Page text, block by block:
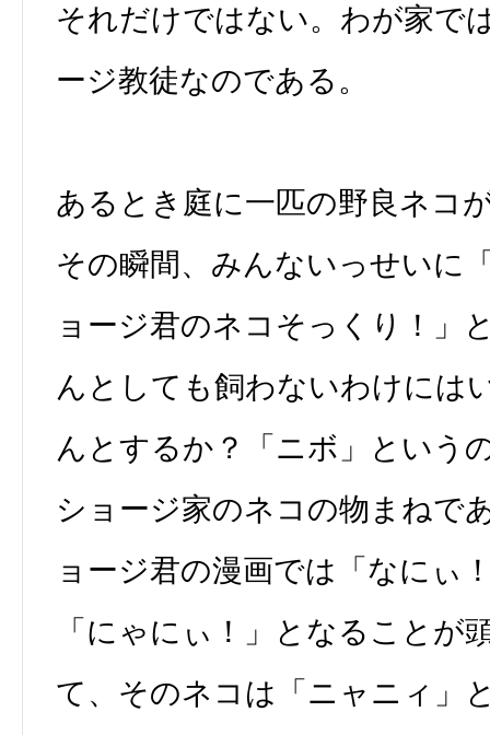
それだけではない。わが家で
ージ教徒なのである。
あるとき庭に一匹の野良ネコ
その瞬間、みんないっせいに
ョージ君のネコそっくり！」
んとしても飼わないわけには
んとするか？「ニボ」という
ショージ家のネコの物まねで
ョージ君の漫画では「なにぃ
「にゃにぃ！」となることが
て、そのネコは「ニャニィ」